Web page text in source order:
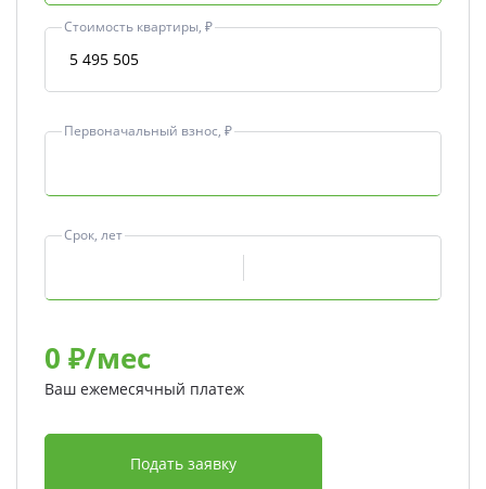
Стоимость квартиры, ₽
Первоначальный взнос, ₽
Срок, лет
0 ₽/мес
Ваш ежемесячный платеж
Подать заявку